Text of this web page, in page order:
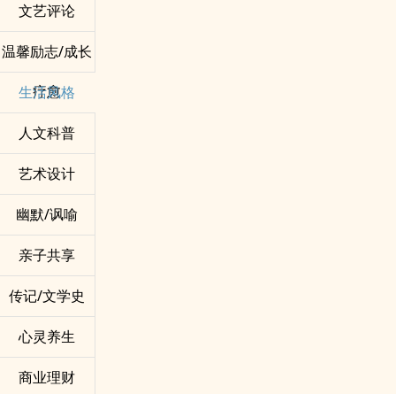
文艺评论
温馨励志/成长
疗愈
生活风格
人文科普
艺术设计
幽默/讽喻
亲子共享
传记/文学史
心灵养生
商业理财